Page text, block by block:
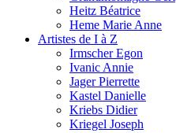
Heitz Béatrice
Heme Marie Anne
Artistes de I à Z
Irmscher Egon
Ivanic Annie
Jager Pierrette
Kastel Danielle
Kriebs Didier
Kriegel Joseph